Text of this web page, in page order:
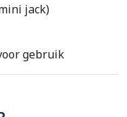
jack)
gebruik